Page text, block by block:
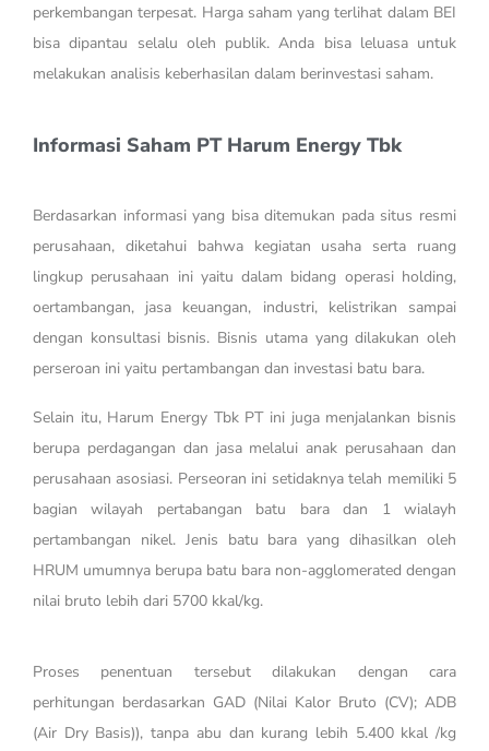
perkembangan terpesat. Harga saham yang terlihat dalam BEI
bisa dipantau selalu oleh publik. Anda bisa leluasa untuk
melakukan analisis keberhasilan dalam berinvestasi saham.
Informasi Saham PT Harum Energy Tbk
Berdasarkan informasi yang bisa ditemukan pada situs resmi
perusahaan, diketahui bahwa kegiatan usaha serta ruang
lingkup perusahaan ini yaitu dalam bidang operasi holding,
oertambangan, jasa keuangan, industri, kelistrikan sampai
dengan konsultasi bisnis. Bisnis utama yang dilakukan oleh
perseroan ini yaitu pertambangan dan investasi batu bara.
Selain itu, Harum Energy Tbk PT ini juga menjalankan bisnis
berupa perdagangan dan jasa melalui anak perusahaan dan
perusahaan asosiasi. Perseoran ini setidaknya telah memiliki 5
bagian wilayah pertabangan batu bara dan 1 wialayh
pertambangan nikel. Jenis batu bara yang dihasilkan oleh
HRUM umumnya berupa batu bara non-agglomerated dengan
nilai bruto lebih dari 5700 kkal/kg.
Proses penentuan tersebut dilakukan dengan cara
perhitungan berdasarkan GAD (Nilai Kalor Bruto (CV); ADB
(Air Dry Basis)), tanpa abu dan kurang lebih 5.400 kkal /kg